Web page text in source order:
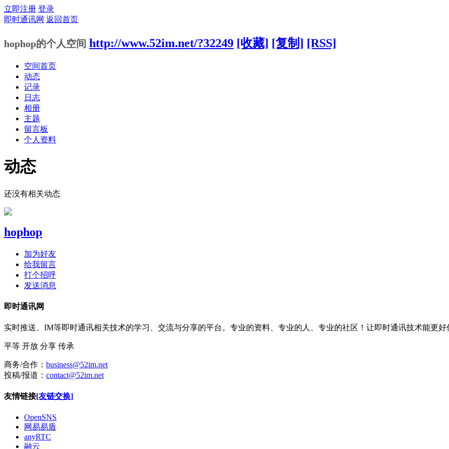
立即注册 登录
即时通讯网 返回首页
hophop的个人空间 http://www.52im.net/?32249 [收藏] [复制] [RSS]
空间首页
动态
记录
日志
相册
主题
留言板
个人资料
动态
还没有相关动态
hophop
加为好友
给我留言
打个招呼
发送消息
即时通讯网
实时推送、IM等即时通讯相关技术的学习、交流与分享的平台。专业的资料、专业的人、专业的社区！让即时通讯技术能更好
平等 开放 分享 传承
商务/合作： business@52im.net
投稿/报道： contact@52im.net
友情链接[友链交换]
OpenSNS
网易易盾
anyRTC
融云